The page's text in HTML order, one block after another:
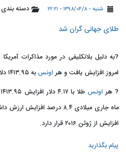
شنبه - ۱۳۹۸/۰۴/۸ - ۲۲:۲۱ دسته بندی
طلای جهانی گران شد
?به دلیل بلاتکلیفی در مورد مذاکرات
امروز افزایش یافت و هراونسبه ۱۴۱۳.۹۵ دلار رسید.
? هر اونس
ماه جاری میلادی ۸.۴ درصد
افزایش از ژوئن ۲۰۱۶ قرار دارد.
پیام بگذارید